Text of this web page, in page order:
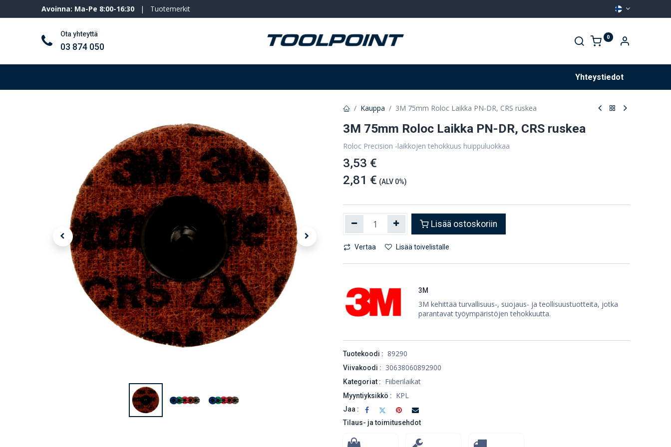
Avoinna: Ma-Pe 8:00-16:30 | Tuotemerkit
Ota yhteyttä
03 874 050
0
Yhteystiedot
Kauppa 3M 75mm Roloc Laikka PN-DR, CRS ruskea
3M 75mm Roloc Laikka PN-DR, CRS ruskea
Roloc Precision -laikkojen tehokkuus huippuluokkaa
3,53 €
2,81 € (ALV 0%)
Lisää ostoskoriin
Vertaa Lisää toivelistalle
3M
3M kehittää turvallisuus-, suojaus- ja teollisuustuotteita, jotka
parantavat työympäristöjen tehokkuutta.
Tuotekoodi : 89290
Viivakoodi : 30638060892900
Kategoriat : Fiiberilaikat
Myyntiyksikkö : KPL
Jaa :
Tilaus- ja toimitusehdot